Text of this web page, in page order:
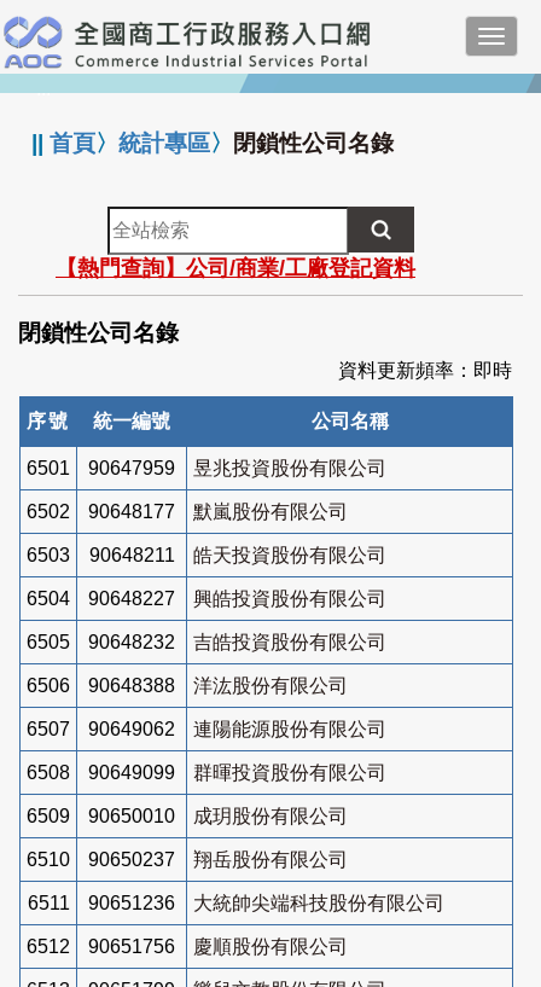
跳
到
主
要
:::
||首頁〉統計專區〉 閉鎖性公司名錄
全
站
檢
索
【熱門查詢】公司/商業/工廠登記資料
閉鎖性公司名錄
資料更新頻率：即時
序號 統一編號 公司名稱
6501 90647959 昱兆投資股份有限公司
6502 90648177 默嵐股份有限公司
6503 90648211 皓天投資股份有限公司
6504 90648227 興皓投資股份有限公司
6505 90648232 吉皓投資股份有限公司
6506 90648388 洋汯股份有限公司
6507 90649062 連陽能源股份有限公司
6508 90649099 群暉投資股份有限公司
6509 90650010 成玥股份有限公司
6510 90650237 翔岳股份有限公司
6511 90651236 大統帥尖端科技股份有限公司
6512 90651756 慶順股份有限公司